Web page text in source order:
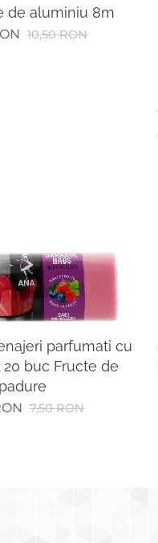
de aluminiu 8m
10,50RON
parfumati cu
20 buc Fructe de
padure
7,50RON